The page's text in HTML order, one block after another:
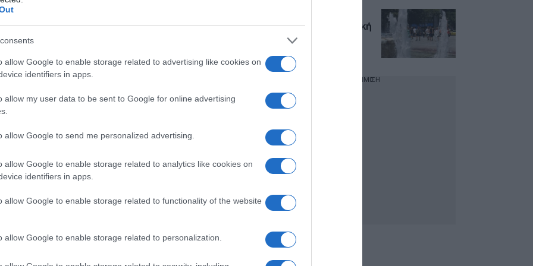
allow Google to enable storage related to advertising like cookies on
identifiers in apps.
allow my user data to be sent to Google for online advertising
allow Google to send me personalized advertising.
allow Google to enable storage related to analytics like cookies on
identifiers in apps.
allow Google to enable storage related to functionality of the website
allow Google to enable storage related to personalization.
να είναι γενικά αίθριος. Τις
θα αναπτυχθούν πρόσκαιρες νεφώσεις
λίγες βροχές ή όμβροι και
και μεμονωμένες καταιγίδες.
3 με 5 και στο Αιγαίο τοπικά 6
38άρια και αφρικανική
σκόνη – Πού μπορεί
ΔΙΑΦΗΜΙΣΗ